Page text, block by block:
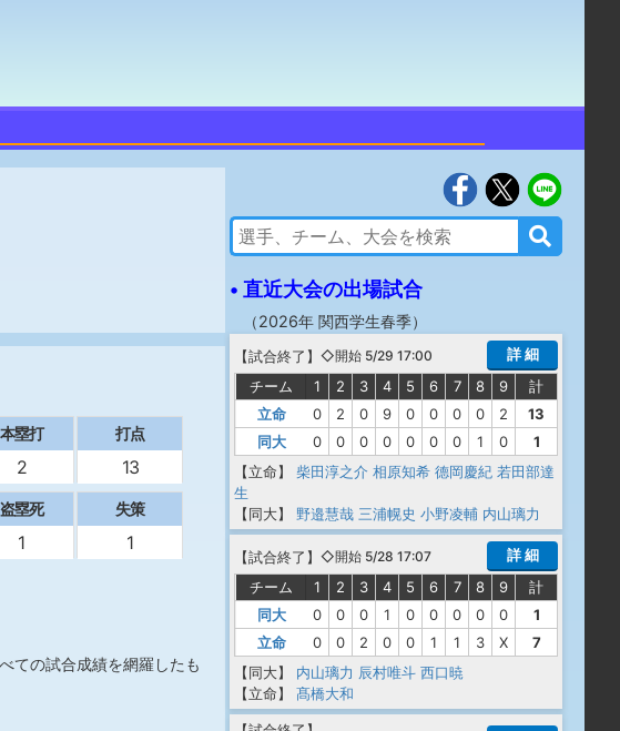
本塁打
2
打点
13
盗塁死
1
失策
1
ての試合成績を網羅したも
• 直近大会の出場試合
（2026年 関西学生春季）
【試合終了 】 ◇開始 5/29 17:00
詳 細
チーム
1 2 3 4 5 6 7 8 9
計
立命
0 2 0 9 0 0 0 0 2
13
同大
0 0 0 0 0 0 0 1 0
1
【立命】
柴田淳之介 相原知希 德岡慶紀 若田部達
生
【同大】
野邉慧哉 三浦幌史 小野凌輔 内山璃力
【試合終了 】 ◇開始 5/28 17:07
詳 細
チーム
1 2 3 4 5 6 7 8 9
計
同大
0 0 0 1 0 0 0 0 0
1
立命
0 0 2 0 0 1 1 3 X
7
【同大】
内山璃力 辰村唯斗 西口暁
【立命】
髙橋大和